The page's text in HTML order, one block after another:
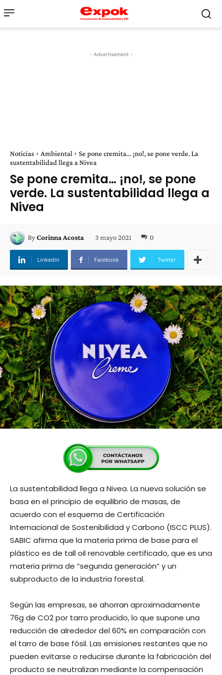
- Advertisement -
Noticias Ambiental
Se pone cremita… ¡no!, se pone verde. La
sustentabilidad llega a Nivea
Se pone cremita… ¡no!, se pone
verde. La sustentabilidad llega a
Nivea
ByCorinna Acosta 3 mayo 2021 0
Linkedin Facebook Twitter
La sustentabilidad llega a Nivea. La nueva solución se
basa en el principio de equilibrio de masas, de
acuerdo con el esquema de Certificación
Internacional de Sostenibilidad y Carbono (ISCC PLUS).
SABIC afirma que la materia prima de base para el
plástico es de tall oil renovable certificado, que es una
materia prima de “segunda generación” y un
subproducto de la industria forestal.
Según las empresas, se ahorran aproximadamente
76g de CO2 por tarro producido, lo que supone una
reducción de alrededor del 60% en comparación con
el tarro de base fósil. Las emisiones restantes que no
pueden evitarse o reducirse durante la fabricación del
producto se neutralizan mediante la compensación